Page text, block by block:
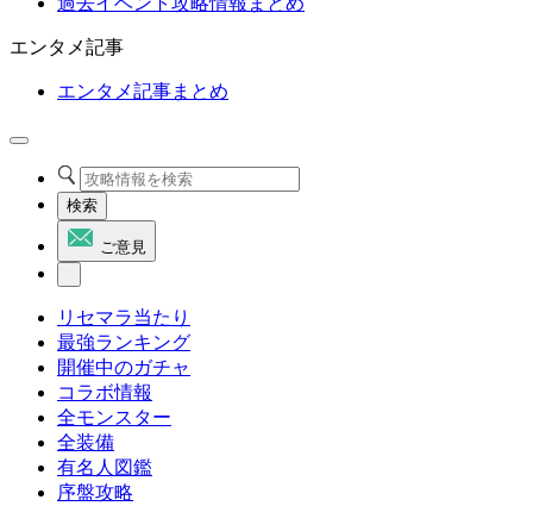
エンタメ記事
エンタメ記事まとめ
検索
ご意見
リセマラ当たり
最強ランキング
開催中のガチャ
コラボ情報
全モンスター
全装備
有名人図鑑
序盤攻略